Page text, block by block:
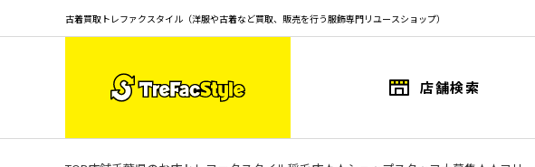
古着買取トレファクスタイル（洋服や古着など買取、販売を行う服飾専門リユースショップ）
店舗検索